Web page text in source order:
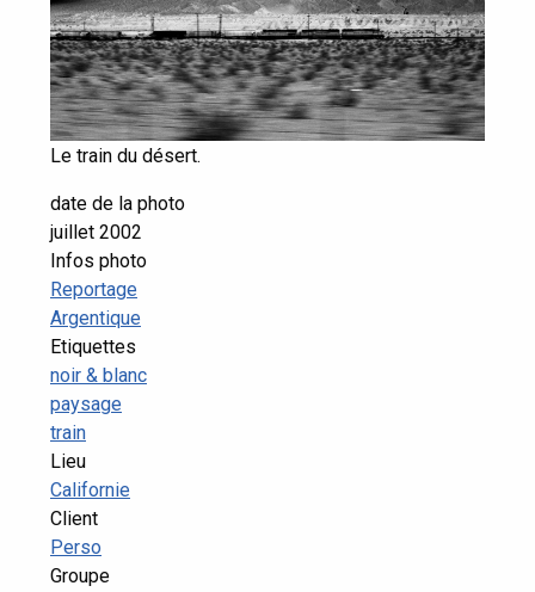
Le train du désert.
date de la photo
juillet 2002
Infos photo
Reportage
Argentique
Etiquettes
noir & blanc
paysage
train
Lieu
Californie
Client
Perso
Groupe